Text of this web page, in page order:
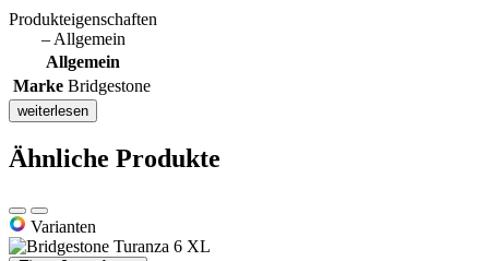
Produkteigenschaften
– Allgemein
Allgemein
Marke Bridgestone
weiterlesen
Ähnliche Produkte
Varianten